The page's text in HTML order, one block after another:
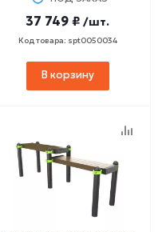
37 749 ₽ /шт.
Код товара: spt0050034
В корзину